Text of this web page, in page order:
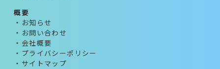
概要
・お知らせ
・お問い合わせ
・会社概要
・プライバシーポリシー
・サイトマップ